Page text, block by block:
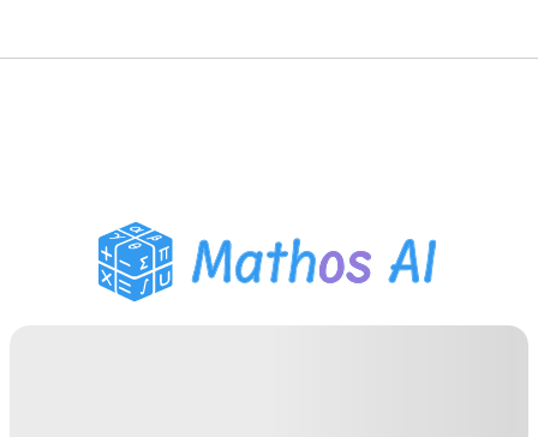
Pembantu PR PDF
Alat Belajar